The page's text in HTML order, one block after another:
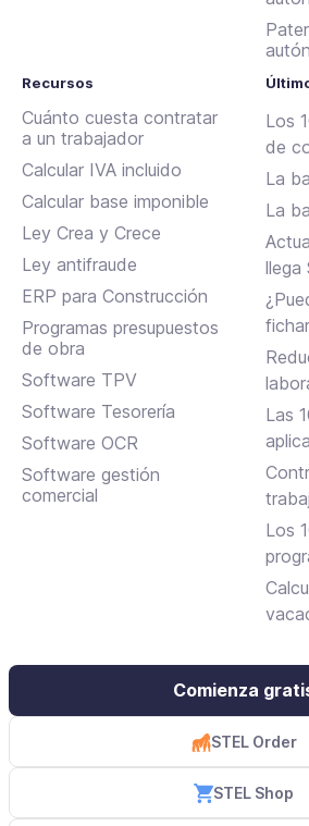
Recursos
Cuánto cuesta contratar
a un trabajador
Calcular IVA incluido
Calcular base imponible
Ley Crea y Crece
Ley antifraude
ERP para Construcción
Programas presupuestos
de obra
Software TPV
Software Tesorería
Software OCR
Software gestión
comercial
Los
de
La
La
llega
en
en
Las
Los
de
Comienza
STEL Order
STEL Shop